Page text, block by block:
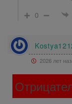
0
2026 лет